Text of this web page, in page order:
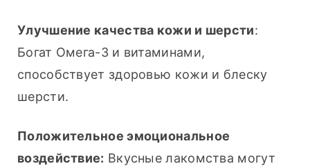
Улучшение качества кожи и шерсти:
Богат Омега-3 и витаминами,
способствует здоровью кожи и блеску
шерсти.
Положительное эмоциональное
воздействие: Вкусные лакомства могут